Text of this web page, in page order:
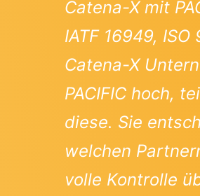
Catena-X mit
IATF 16949,
Catena-X
PACIFIC hoch,
diese. Sie
welchen
volle Kontrolle